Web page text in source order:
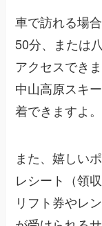
車で訪れる場
50分、または
アクセスでき
中山高原スキ
着できますよ。
また、嬉しい
レシート（領
リフト券やレ